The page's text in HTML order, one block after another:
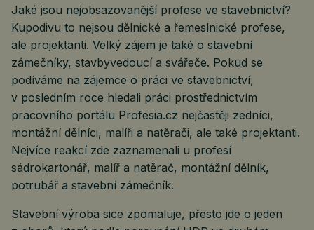
Jaké jsou nejobsazovanější profese ve stavebnictví?
Kupodivu to nejsou dělnické a řemeslnické profese,
ale projektanti. Velký zájem je také o stavební
zámečníky, stavbyvedoucí a svářeče. Pokud se
podíváme na zájemce o práci ve stavebnictví,
v posledním roce hledali práci prostřednictvím
pracovního portálu Profesia.cz nejčastěji zedníci,
montážní dělníci, malíři a natěrači, ale také projektanti.
Nejvíce reakcí zde zaznamenali u profesí
sádrokartonář, malíř a natěrač, montážní dělník,
potrubář a stavební zámečník.
Stavební výroba sice zpomaluje, přesto jde o jeden